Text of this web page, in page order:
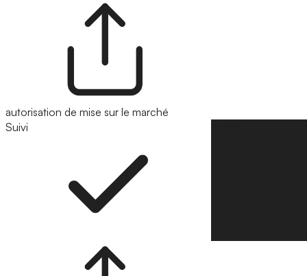
autorisation de mise sur le marché
Suivi